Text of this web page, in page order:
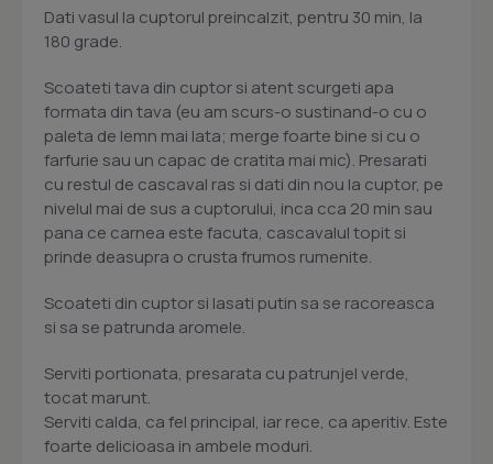
Dati vasul la cuptorul preincalzit, pentru 30 min, la
180 grade.
Scoateti tava din cuptor si atent scurgeti apa
formata din tava (eu am scurs-o sustinand-o cu o
paleta de lemn mai lata; merge foarte bine si cu o
farfurie sau un capac de cratita mai mic). Presarati
cu restul de cascaval ras si dati din nou la cuptor, pe
nivelul mai de sus a cuptorului, inca cca 20 min sau
pana ce carnea este facuta, cascavalul topit si
prinde deasupra o crusta frumos rumenite.
Scoateti din cuptor si lasati putin sa se racoreasca
si sa se patrunda aromele.
Serviti portionata, presarata cu patrunjel verde,
tocat marunt.
Serviti calda, ca fel principal, iar rece, ca aperitiv. Este
foarte delicioasa in ambele moduri.